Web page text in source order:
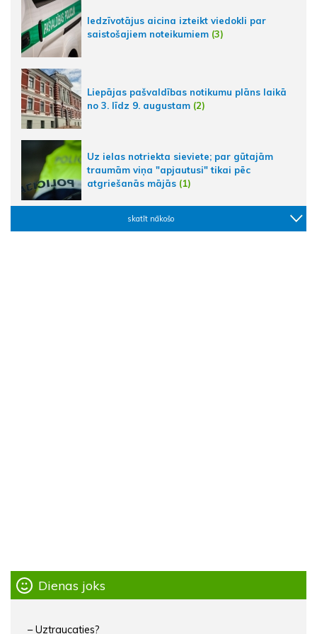
Iedzīvotājus aicina izteikt viedokli par
saistošajiem noteikumiem (3)
Liepājas pašvaldības notikumu plāns laikā
no 3. līdz 9. augustam (2)
Uz ielas notriekta sieviete; par gūtajām
traumām viņa "apjautusi" tikai pēc
atgriešanās mājās (1)
skatīt nākošo
Dienas joks
– Uztraucaties?